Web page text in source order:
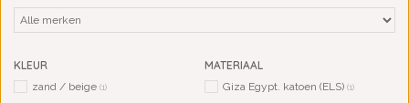
KLEUR
zand / beige (1)
MATERIAAL
Giza Egypt. katoen (ELS) (1)